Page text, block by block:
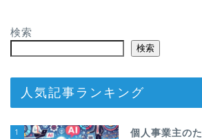
検索
検索
人気記事ランキング
1
個人事業主の